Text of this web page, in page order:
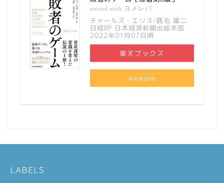
posted with ヨメレバ
チャールズ・エリス/鹿毛 雄二
日経BP 日本経済新聞出版本部
2022年01月07日頃
楽天ブックス
Amazon
LABELS